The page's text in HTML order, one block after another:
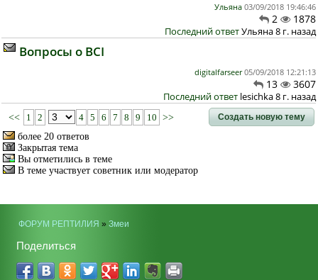
Ульяна 03/09/2018 19:46:46
2 1878
Последний ответУльяна 8 г. назад
Вопросы о BCI
digitalfarseer 05/09/2018 12:21:13
13 3607
Последний ответ lesichka 8 г. назад
<< 1 2 4 5 6 7 8 9 10 >> Создать новую тему
более 20 ответов
Закрытая тема
Вы отметились в теме
В теме участвует советник или модератор
ФОРУМ РЕПТИЛИЯ » Змеи
Поделиться